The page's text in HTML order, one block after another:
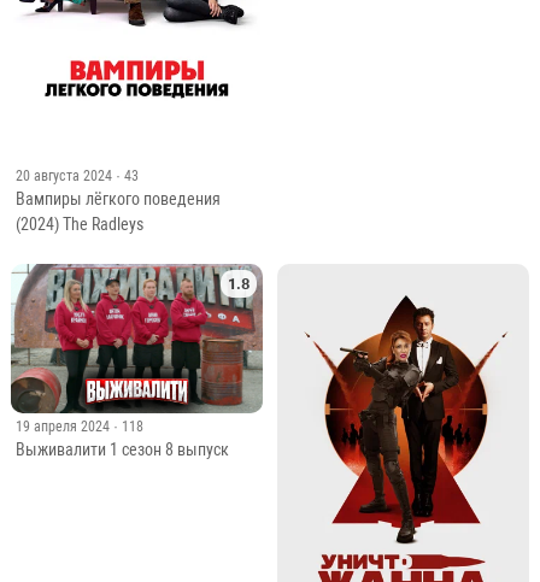
20 августа 2024 · 43
Вампиры лёгкого поведения
(2024) The Radleys
1.8
19 апреля 2024 · 118
Выживалити 1 сезон 8 выпуск